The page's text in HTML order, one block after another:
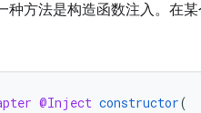
方法是构造函数注入。 在
@Inject constructor(